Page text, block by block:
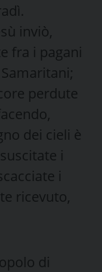
inviò,
fra i pagani
perdute
dei cieli è
i
i
ricevuto,
di